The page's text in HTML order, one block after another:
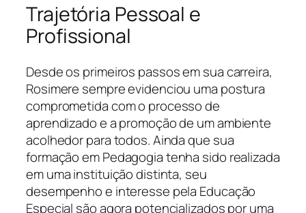
Trajetória Pessoal e
Profissional
Desde os primeiros passos em sua carreira,
Rosimere sempre evidenciou uma postura
comprometida com o processo de
aprendizado e a promoção de um ambiente
acolhedor para todos. Ainda que sua
formação em Pedagogia tenha sido realizada
em uma instituição distinta, seu
desempenho e interesse pela Educação
Especial são agora potencializados por uma